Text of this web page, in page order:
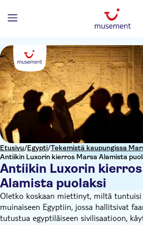
Etusivu/Egypti/Tekemistä kaupungissa
Antiikin Luxorin kierros Marsa Alamista
Antiikin Luxorin
Alamista puolaksi
Oletko koskaan miettinyt, miltä tuntuisi
muinaiseen Egyptiin, jossa hallitsivat
tutustua egyptiläiseen sivilisaatioon,